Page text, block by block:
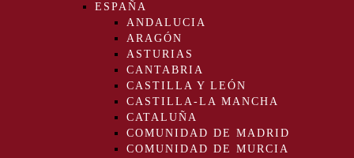
ESPAÑA
ANDALUCIA
ARAGÓN
ASTURIAS
CANTABRIA
CASTILLA Y LEÓN
CASTILLA-LA MANCHA
CATALUÑA
COMUNIDAD DE MADRID
COMUNIDAD DE MURCIA